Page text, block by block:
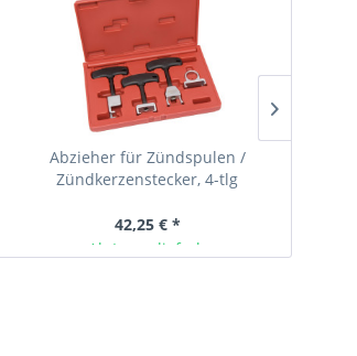
Abzieher für Zündspulen /
Zündkerzenstecker, 4-tlg
42,25 € *
Ab Lager lieferbar